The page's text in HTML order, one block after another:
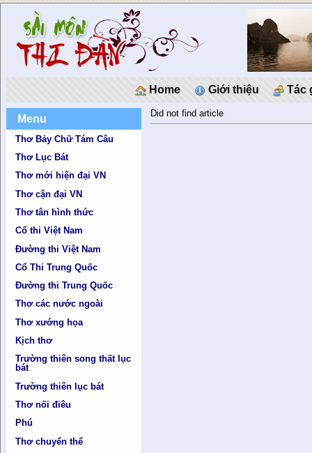
Home Giới thiệu Tác
Menu
Thơ Bảy Chữ Tám Câu
Thơ Lục Bát
Thơ mới hiện đại VN
Thơ cận đại VN
Thơ tân hình thức
Cổ thi Việt Nam
Đường thi Việt Nam
Cổ Thi Trung Quốc
Đường thi Trung Quốc
Thơ các nước ngoài
Thơ xướng họa
Kịch thơ
Trường thiên song thất lục
bát
Trường thiên lục bát
Thơ nối điêu
Phú
Thơ chuyển thể
Did not find article